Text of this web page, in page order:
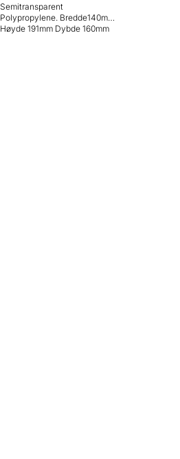
Semitransparent
Polypropylene. Bredde140mm
Høyde 191mm Dybde 160mm